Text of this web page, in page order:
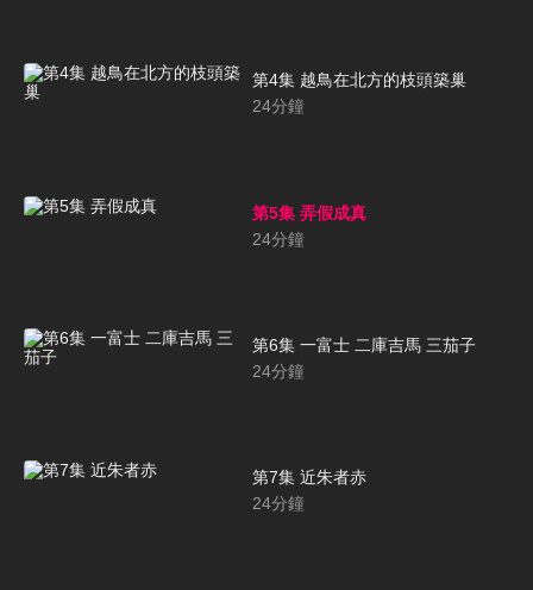
第4集 越鳥在北方的枝頭築巢
24分鐘
第5集 弄假成真
24分鐘
第6集 一富士 二庫吉馬 三茄子
24分鐘
第7集 近朱者赤
24分鐘